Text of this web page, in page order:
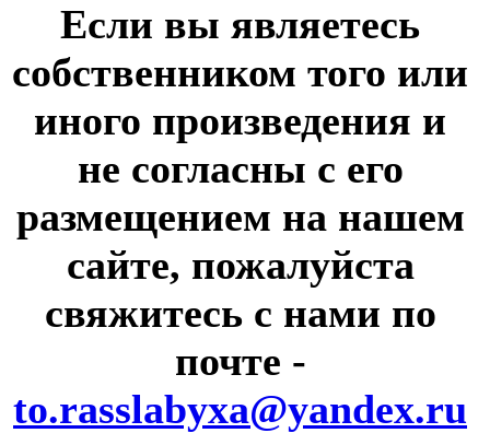
Если вы являетесь
собственником того или
иного произведения и
не согласны с его
размещением на нашем
сайте, пожалуйста
свяжитесь с нами по
почте -
to.rasslabyxa@yandex.ru